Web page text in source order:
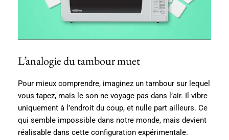
L’analogie du tambour muet
Pour mieux comprendre, imaginez un tambour sur lequel
vous tapez, mais le son ne voyage pas dans l’air. Il vibre
uniquement à l’endroit du coup, et nulle part ailleurs. Ce
qui semble impossible dans notre monde, mais devient
réalisable dans cette configuration expérimentale.